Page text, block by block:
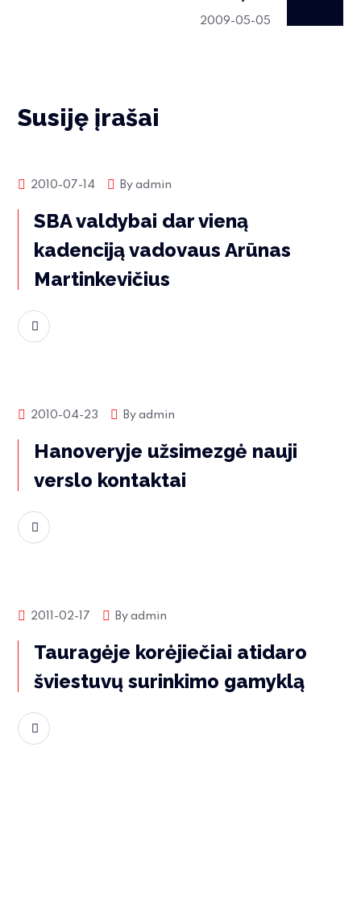
2009-05-05
Susiję įrašai
Rinkos naujienos
2010-07-14 Byadmin
SBA valdybai dar vieną
kadenciją vadovaus Arūnas
Martinkevičius
Rinkos naujienos
2010-04-23 Byadmin
Hanoveryje užsimezgė nauji
verslo kontaktai
Rinkos naujienos
2011-02-17 Byadmin
Tauragėje korėjiečiai atidaro
šviestuvų surinkimo gamyklą